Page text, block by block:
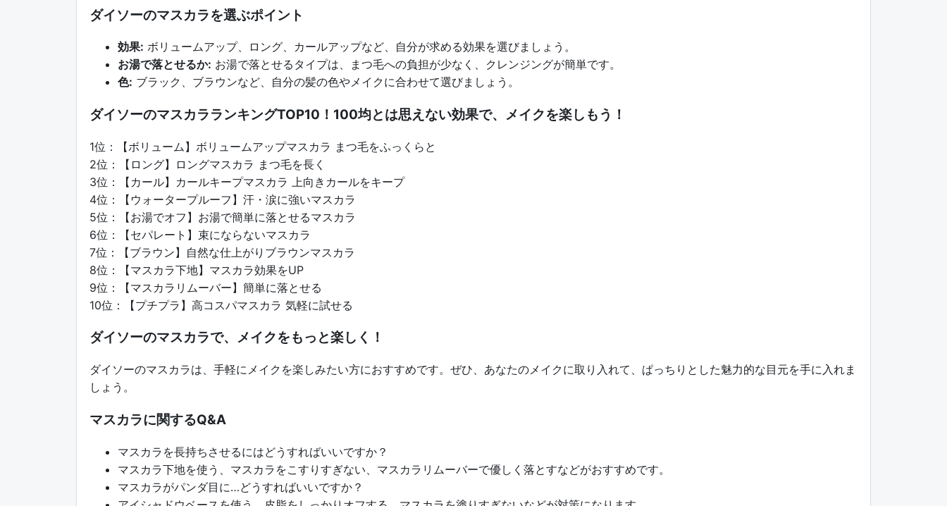
ダイソーのマスカラを選ぶポイント
効果: ボリュームアップ、ロング、カールアップなど、自分が求める効果を選びましょう。
お湯で落とせるか: お湯で落とせるタイプは、まつ毛への負担が少なく、クレンジングが簡単です。
色: ブラック、ブラウンなど、自分の髪の色やメイクに合わせて選びましょう。
ダイソーのマスカラランキングTOP10！100均とは思えない効果で、メイクを楽しもう！
1位：【ボリューム】ボリュームアップマスカラ まつ毛をふっくらと
2位：【ロング】ロングマスカラ まつ毛を長く
3位：【カール】カールキープマスカラ 上向きカールをキープ
4位：【ウォータープルーフ】汗・涙に強いマスカラ
5位：【お湯でオフ】お湯で簡単に落とせるマスカラ
6位：【セパレート】束にならないマスカラ
7位：【ブラウン】自然な仕上がりブラウンマスカラ
8位：【マスカラ下地】マスカラ効果をUP
9位：【マスカラリムーバー】簡単に落とせる
10位：【プチプラ】高コスパマスカラ 気軽に試せる
ダイソーのマスカラで、メイクをもっと楽しく！
ダイソーのマスカラは、手軽にメイクを楽しみたい方におすすめです。ぜひ、あなたのメイクに取り入れて、ぱっちりとした魅力的な目元を手に入れま
しょう。
マスカラに関するQ&A
マスカラを長持ちさせるにはどうすればいいですか？
マスカラ下地を使う、マスカラをこすりすぎない、マスカラリムーバーで優しく落とすなどがおすすめです。
マスカラがパンダ目に…どうすればいいですか？